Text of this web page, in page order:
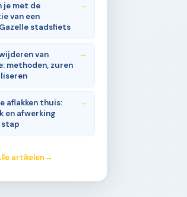
je met de
van een
stadsfiets
van
methoden, zuren
aflakken thuis:
en afwerking
stap
artikelen